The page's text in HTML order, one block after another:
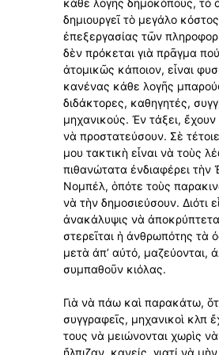
κάθε λογῆς δημοκόπους, τὸ
δημιουργεῖ τὸ μεγάλο
ἐπεξεργασίας τῶν
δὲν πρόκεται γιὰ πρᾶγμα
ἀτομικῶς κάποιον, εἶναι
κανένας κάθε λογῆς
διδάκτορες, καθηγητές,
μηχανικούς. Ἐν τάξει,
νὰ προστατεύσουν. Σὲ
μου τακτικὴ εἶναι νὰ τοὺς
πιθανώτατα ἐνδιαφέρει τὴν
Νομπέλ, ὁπότε τοὺς
νὰ τὴν δημοσιεύσουν. Διότι
ἀνακάλυψις νὰ
στερεῖται ἡ ἀνθρωπότης τὰ
μετὰ άπ’ αὐτό, μαζεύονται,
συμπαθοῦν κιόλας.
Γιὰ νὰ πάω καὶ παρακάτω,
συγγραφεῖς, μηχανικοὶ κλπ
τους νὰ μειώνονται χωρὶς